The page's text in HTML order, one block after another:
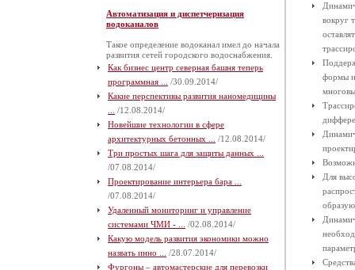
Автоматизация и диспетчеризация
водоканалов
Такое определение водоканал имел до начала
развития сетей городского водоснабжения.
Как бизнес центр северная башня теперь
программная ...
/30.09.2014/
Какие перспективы развития наномедицины
/12.08.2014/
Новейшие технологии в сфере
архитектурных бетонных ...
/12.08.2014/
Три простых шага для защиты данных ...
/07.08.2014/
Проектирование интерьера бара ...
/07.08.2014/
Удаленный мониторинг и управление
системами ЧМИ - ...
/02.08.2014/
Какую модель развития экономики можно
назвать инно ...
/28.07.2014/
Фургоны – автомастерские для перевозки
вокруг
формы и
Для